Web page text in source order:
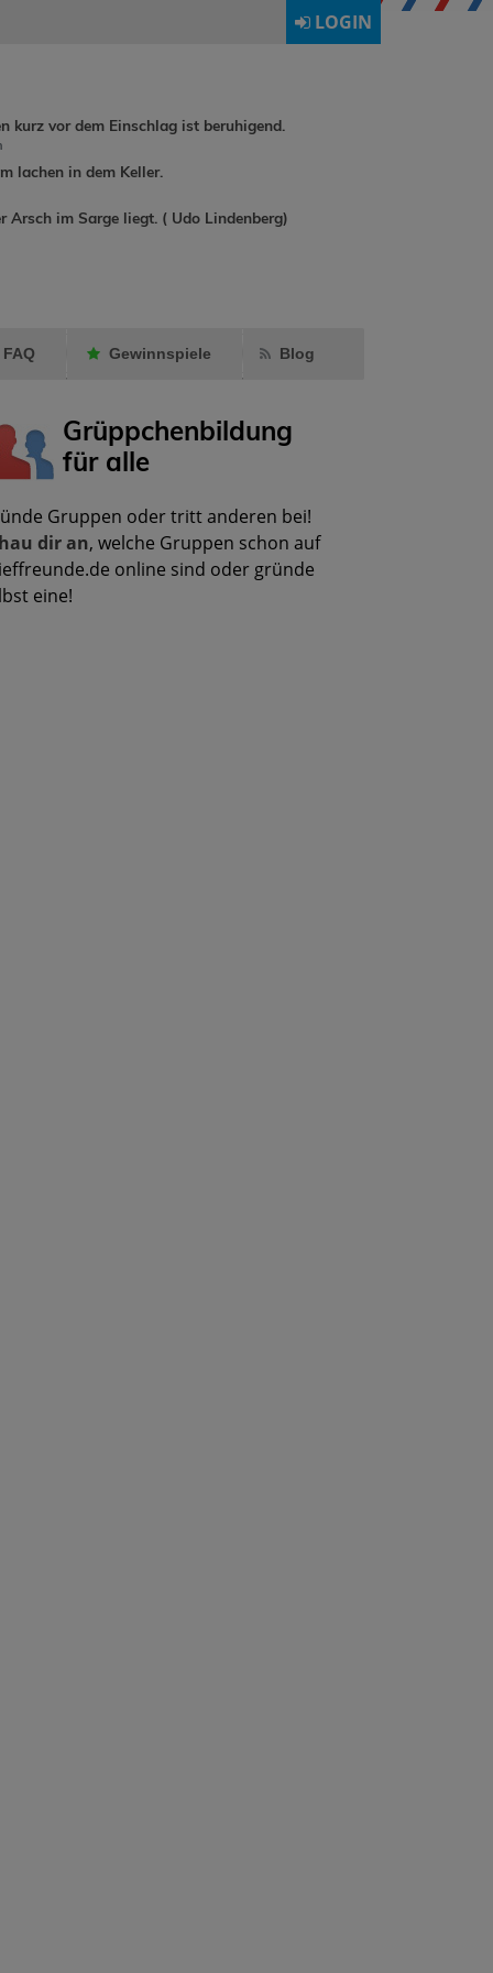
LOGIN
dirkchristoph93
annadrummerkid
kurz vor dem Einschlag ist beruhigend.
lachen in dem Keller.
Arsch im Sarge liegt. ( Udo Lindenberg)
FAQ Gewinnspiele Blog
Grüppchenbildung
für alle
Gruppen oder tritt anderen bei!
dir an, welche Gruppen schon auf
online sind oder gründe
eine!